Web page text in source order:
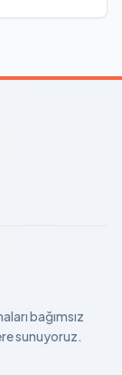
bağımsız
sunuyoruz.